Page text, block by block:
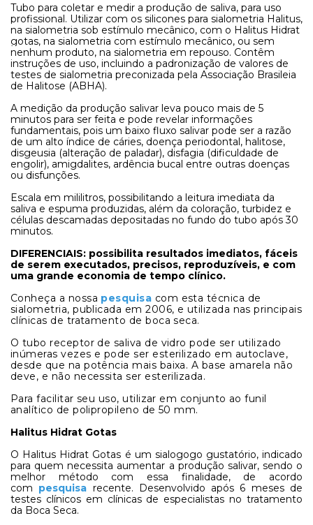
Tubo para coletar e medir a produção de saliva, para uso
profissional. Utilizar com os silicones para sialometria Halitus,
na sialometria sob estímulo mecânico, com o Halitus Hidrat
gotas, na sialometria com estímulo mecânico, ou sem
nenhum produto, na sialometria em repouso. Contêm
instruções de uso, incluindo a padronização de valores de
testes de sialometria preconizada pela Associação Brasileia
de Halitose (ABHA).
A medição da produção salivar leva pouco mais de 5
minutos para ser feita e pode revelar informações
fundamentais, pois um baixo fluxo salivar pode ser a razão
de um alto índice de cáries, doença periodontal, halitose,
disgeusia (alteração de paladar), disfagia (dificuldade de
engolir), amigdalites, ardência bucal entre outras doenças
ou disfunções.
Escala em mililitros, possibilitando a leitura imediata da
saliva e espuma produzidas, além da coloração, turbidez e
células descamadas depositadas no fundo do tubo após 30
minutos.
DIFERENCIAIS: possibilita resultados imediatos, fáceis
de serem executados, precisos, reproduzíveis, e com
uma grande economia de tempo clínico.
Conheça a nossa pesquisa com esta técnica de
sialometria, publicada em 2006, e utilizada nas principais
clínicas de tratamento de boca seca.
O tubo receptor de saliva de vidro pode ser utilizado
inúmeras vezes e pode ser esterilizado em autoclave,
desde que na potência mais baixa. A base amarela não
deve, e não necessita ser esterilizada.
Para facilitar seu uso, utilizar em conjunto ao funil
analítico de polipropileno de 50 mm.
Halitus Hidrat Gotas
O Halitus Hidrat Gotas é um sialogogo gustatório, indicado
para quem necessita aumentar a produção salivar, sendo o
melhor método com essa finalidade, de acordo
com pesquisa recente. Desenvolvido após 6 meses de
testes clínicos em clínicas de especialistas no tratamento
da Boca Seca.